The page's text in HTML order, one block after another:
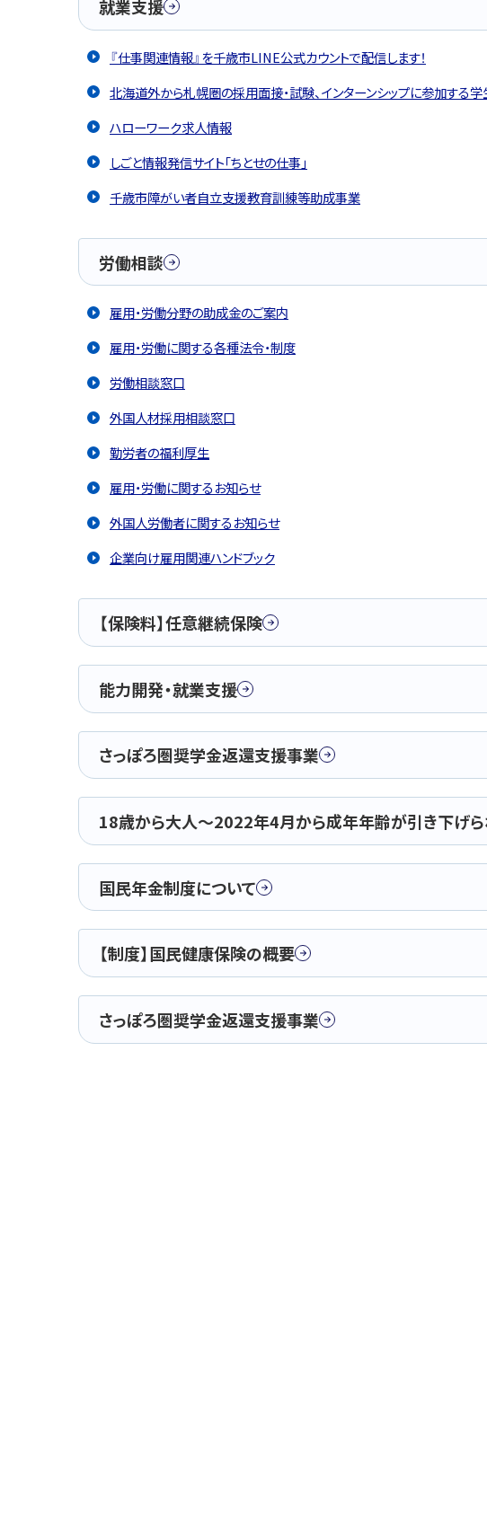
就業支援
『仕事関連情報』を千歳市LINE公式カウントで配信します！
北海道外から札幌圏の採用面接・試験、インターンシップに参加する学
ハローワーク求人情報
しごと情報発信サイト｢ちとせの仕事｣
千歳市障がい者自立支援教育訓練等助成事業
労働相談
雇用・労働分野の助成金のご案内
雇用・労働に関する各種法令・制度
労働相談窓口
外国人材採用相談窓口
勤労者の福利厚生
雇用・労働に関するお知らせ
外国人労働者に関するお知らせ
企業向け雇用関連ハンドブック
【保険料】任意継続保険
能力開発・就業支援
さっぽろ圏奨学金返還支援事業
18歳から大人～2022年4月から成年年齢が引き下げら
国民年金制度について
【制度】国民健康保険の概要
さっぽろ圏奨学金返還支援事業